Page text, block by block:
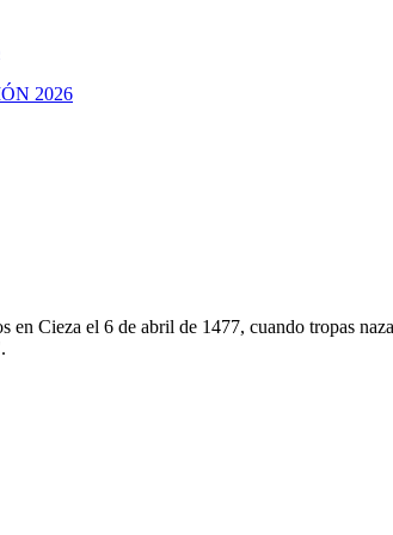
2026
en Cieza el 6 de abril de 1477, cuando tropas